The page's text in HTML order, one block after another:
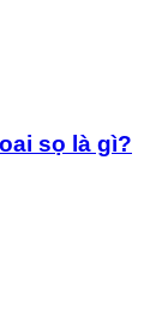
sọ là gì?